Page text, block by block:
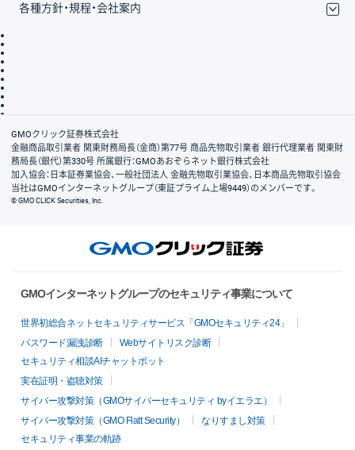
各種方針・規程・会社案内
会社案内
GMOクリック証券株式会社
金融商品取引業者 関東財務局長（金商）第77号 商品先物取引業者 銀行代理業者 関東財
務局長（銀代）第330号 所属銀行：GMOあおぞらネット銀行株式会社
加入協会：日本証券業協会、一般社団法人 金融先物取引業協会、日本商品先物取引協会
当社はGMOインターネットグループ（東証プライム上場9449）のメンバーです。
© GMO CLICK Securities, Inc.
GMOインターネットグループのセキュリティ事業について
世界初総合ネットセキュリティサービス「GMOセキュリティ24」
パスワード漏洩診断
Webサイトリスク診断
セキュリティ相談AIチャットボット
実在証明・盗聴対策
サイバー攻撃対策（GMOサイバーセキュリティ byイエラエ）
サイバー攻撃対策（GMO Flatt Security）
なりすまし対策
セキュリティ事業の軌跡